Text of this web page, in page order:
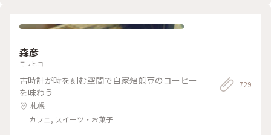
くのではなくて… 蕾の先端に花が開くのですね〜 一番最後は
森彦
モリヒコ
古時計が時を刻む空間で自家焙煎豆のコーヒー
を味わう
札幌
カフェ, スイーツ・お菓子
729